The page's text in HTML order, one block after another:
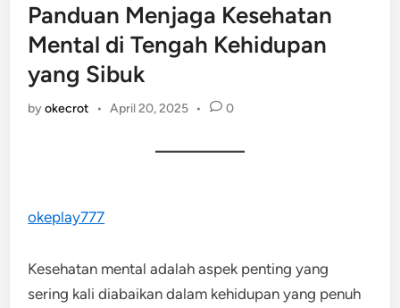
Panduan Menjaga Kesehatan
Mental di Tengah Kehidupan
yang Sibuk
byokecrot • April 20, 2025 • 0
okeplay777
Kesehatan mental adalah aspek penting yang
sering kali diabaikan dalam kehidupan yang penuh